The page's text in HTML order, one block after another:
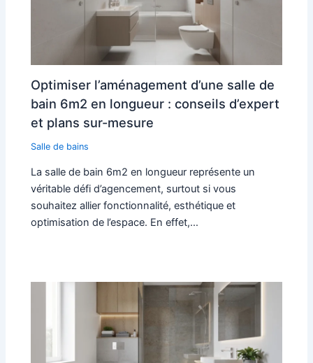
Optimiser l’aménagement d’une salle de
bain 6m2 en longueur : conseils d’expert
et plans sur-mesure
Salle de bains
La salle de bain 6m2 en longueur représente un
véritable défi d’agencement, surtout si vous
souhaitez allier fonctionnalité, esthétique et
optimisation de l’espace. En effet,…